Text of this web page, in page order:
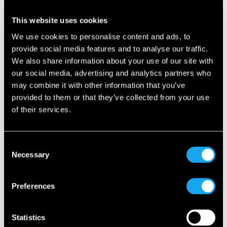
This website uses cookies
We use cookies to personalise content and ads, to
provide social media features and to analyse our traffic.
We also share information about your use of our site with
our social media, advertising and analytics partners who
may combine it with other information that you’ve
provided to them or that they’ve collected from your use
of their services.
Selection
Necessary
Preferences
Statistics
standaard geleverd met schijfremmen voor én achter,
achteruitverwarming en Continental-banden in de maat
145/70 R13.
Dolce en Competizione
Er is ook een Dolce-uitvoering beschikbaar voor prijzen
vanaf € 19.990. Deze versie heeft onder andere ‘Infinity’ led-
strips over de gehele breedte, hoogwaardige bekleding in
carrosseriekleuren, waarvan drie met een optioneel wit
dak. Na de Dolce volgt de Competizione. Die is qua
combinatie met een sportievere uitstraling binnen en